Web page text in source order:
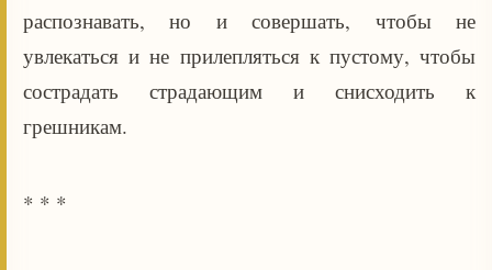
распознавать, но и совершать, чтобы не
увлекаться и не прилепляться к пустому, чтобы
сострадать страдающим и снисходить к
грешникам.
* * *